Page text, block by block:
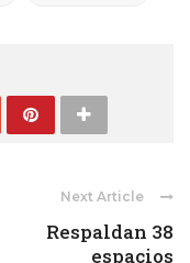
Next Article
Respaldan 38
espacios